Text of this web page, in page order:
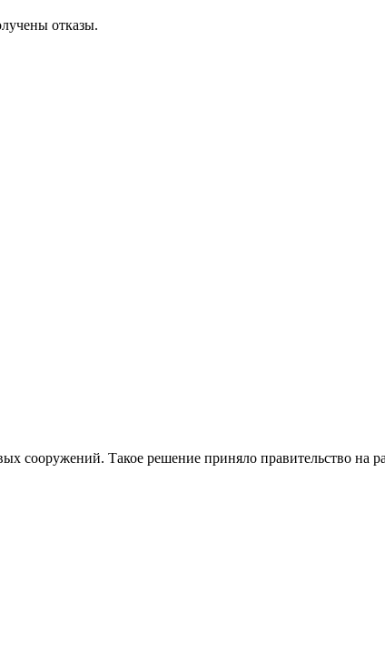
отказы.
сооружений. Такое решение приняло правительство на